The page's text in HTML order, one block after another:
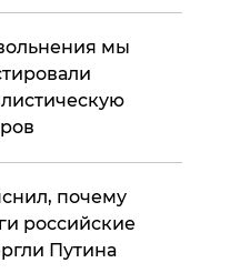
мы
почему
российские
Путина